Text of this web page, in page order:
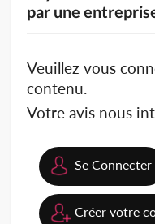
par une
Veuillez vous
contenu.
Votre avis nous
Se Connecter
Créer votre